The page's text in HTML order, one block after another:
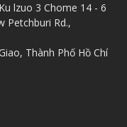
lzuo 3 Chome 14 - 6
Petchburi Rd.,
Thành Phố Hồ Chí